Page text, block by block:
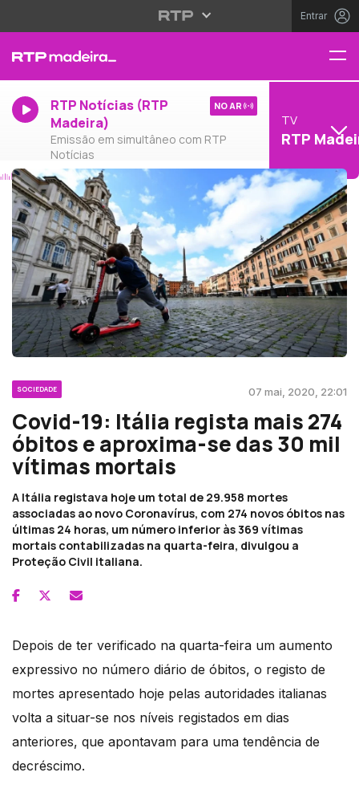
Entrar
RTP Notícias (RTP
Madeira)
Emissão em simultâneo com RTP
Notícias
NO AR
TV
RTP
SOCIEDADE 07 mai, 2020, 22:01
Covid-19: Itália regista mais 274
óbitos e aproxima-se das 30 mil
vítimas mortais
A Itália registava hoje um total de 29.958 mortes
associadas ao novo Coronavírus, com 274 novos óbitos nas
últimas 24 horas, um número inferior às 369 vítimas
mortais contabilizadas na quarta-feira, divulgou a
Proteção Civil italiana.
Depois de ter verificado na quarta-feira um aumento
expressivo no número diário de óbitos, o registo de
mortes apresentado hoje pelas autoridades italianas
volta a situar-se nos níveis registados em dias
anteriores, que apontavam para uma tendência de
decréscimo.